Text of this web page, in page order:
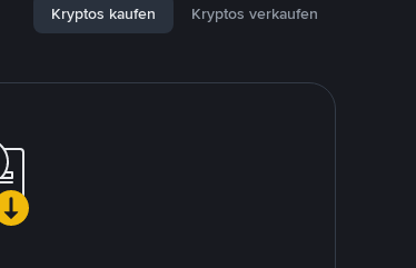
Kryptos kaufen Kryptos verkaufen